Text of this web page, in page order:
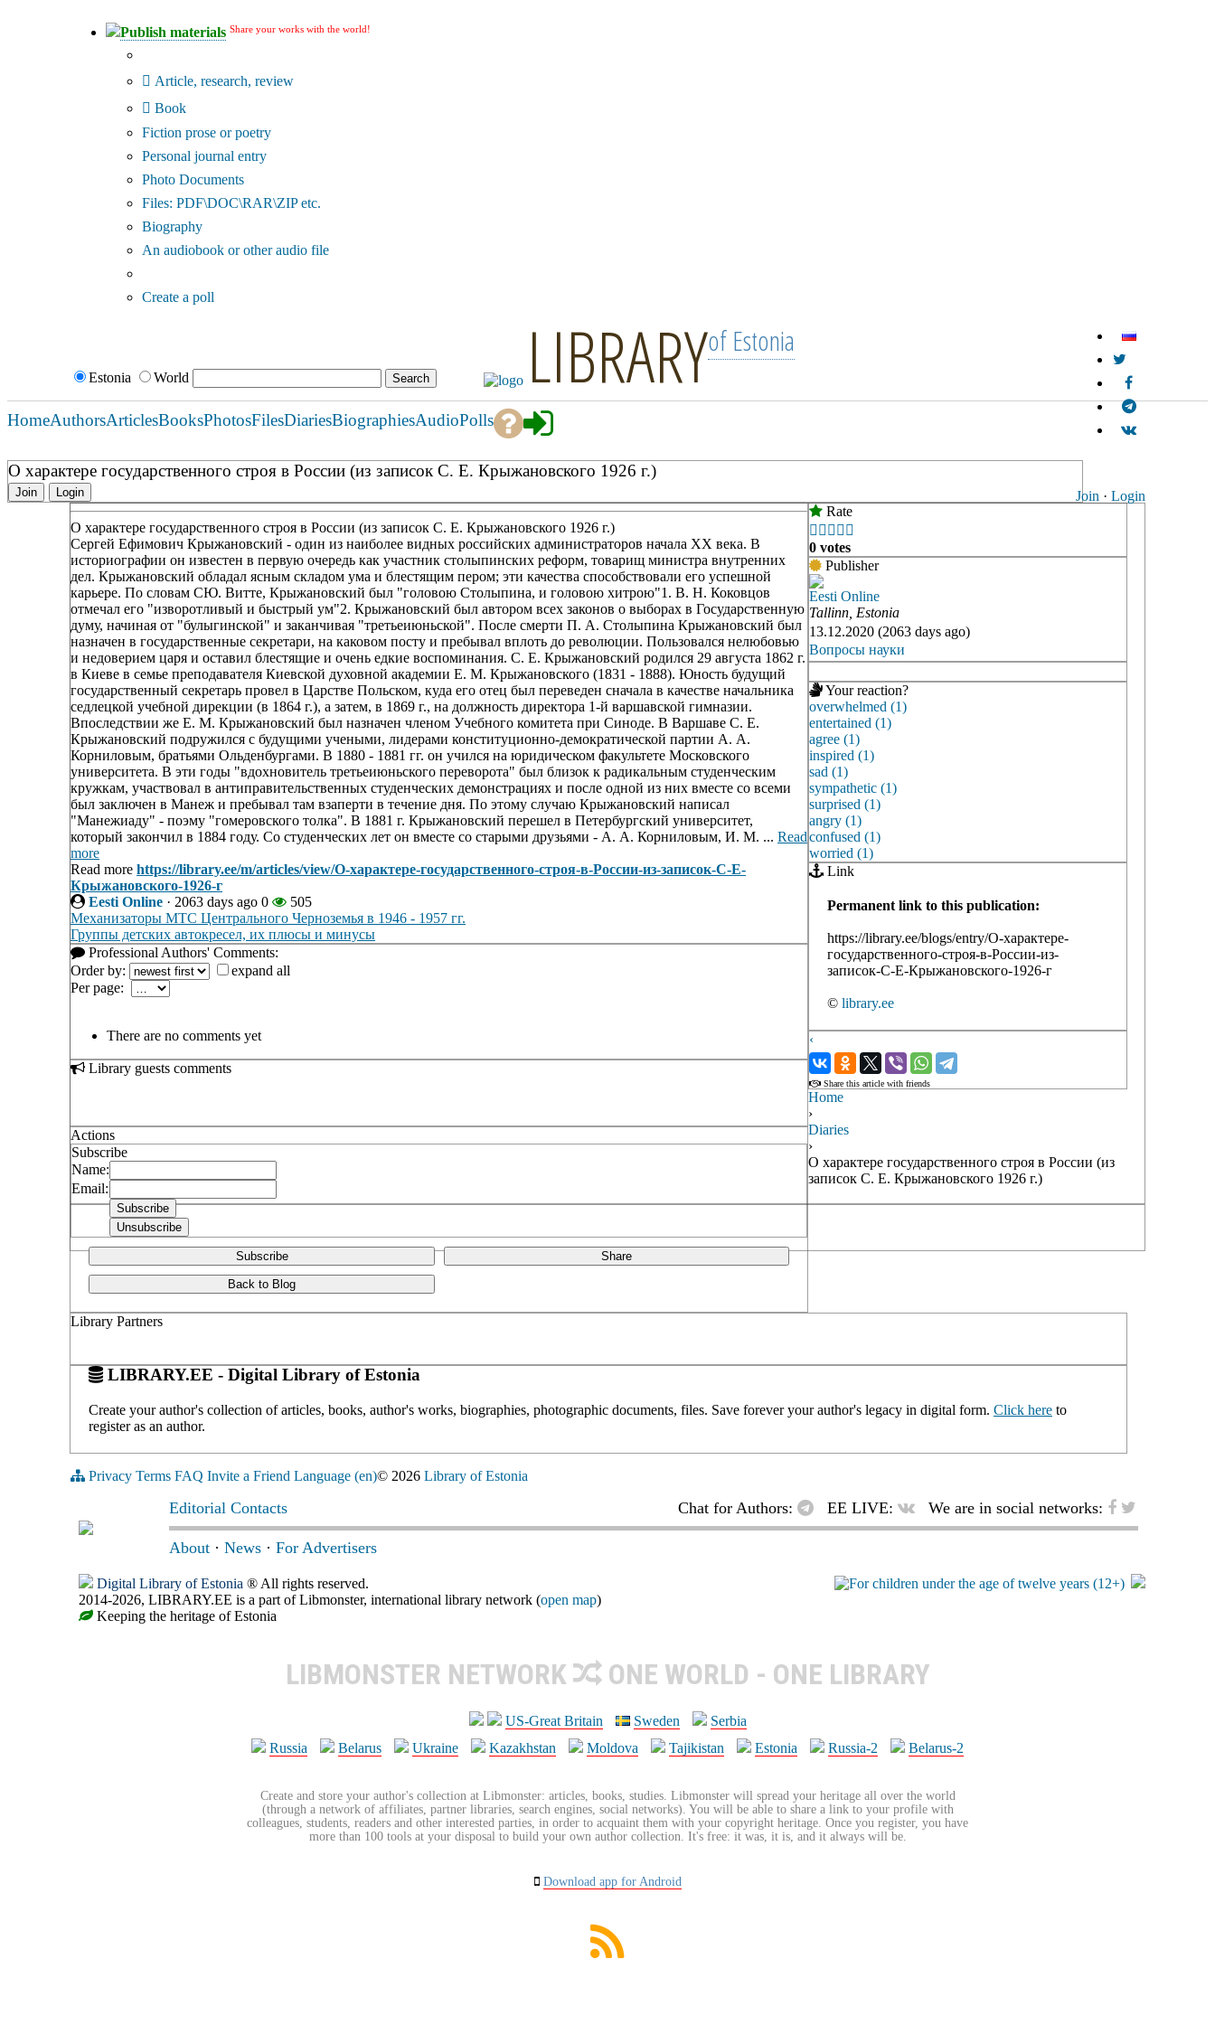
Publish materials Share your works with the world!
Article, research, review
Book
Fiction prose or poetry
Personal journal entry
Photo Documents
Files: PDF\DOC\RAR\ZIP etc.
Biography
An audiobook or other audio file
Create a poll
Estonia World LIBRARYof Estonia
Join · Login
HomeAuthorsArticlesBooksPhotosFilesDiariesBiographiesAudioPolls
О характере государственного строя в России (из записок С. Е. Крыжановского 1926 г.)
Join Login
О характере государственного строя в России (из записок С. Е. Крыжановского 1926 г.)
Сергей Ефимович Крыжановский - один из наиболее видных российских администраторов начала XX века. В
историографии он известен в первую очередь как участник столыпинских реформ, товарищ министра внутренних
дел. Крыжановский обладал ясным складом ума и блестящим пером; эти качества способствовали его успешной
карьере. По словам СЮ. Витте, Крыжановский был "головою Столыпина, и головою хитрою"1. В. Н. Коковцов
отмечал его "изворотливый и быстрый ум"2. Крыжановский был автором всех законов о выборах в Государственную
думу, начиная от "булыгинской" и заканчивая "третьеиюньской". После смерти П. А. Столыпина Крыжановский был
назначен в государственные секретари, на каковом посту и пребывал вплоть до революции. Пользовался нелюбовью
и недоверием царя и оставил блестящие и очень едкие воспоминания. С. Е. Крыжановский родился 29 августа 1862 г.
в Киеве в семье преподавателя Киевской духовной академии Е. М. Крыжановского (1831 - 1888). Юность будущий
государственный секретарь провел в Царстве Польском, куда его отец был переведен сначала в качестве начальника
седлецкой учебной дирекции (в 1864 г.), а затем, в 1869 г., на должность директора 1-й варшавской гимназии.
Впоследствии же Е. М. Крыжановский был назначен членом Учебного комитета при Синоде. В Варшаве С. Е.
Крыжановский подружился с будущими учеными, лидерами конституционно-демократической партии А. А.
Корниловым, братьями Ольденбургами. В 1880 - 1881 гг. он учился на юридическом факультете Московского
университета. В эти годы "вдохновитель третьеиюньского переворота" был близок к радикальным студенческим
кружкам, участвовал в антиправительственных студенческих демонстрациях и после одной из них вместе со всеми
был заключен в Манеж и пребывал там взаперти в течение дня. По этому случаю Крыжановский написал
"Манежиаду" - поэму "гомеровского толка". В 1881 г. Крыжановский перешел в Петербургский университет,
который закончил в 1884 году. Со студенческих лет он вместе со старыми друзьями - А. А. Корниловым, И. М. ... Read
more
Read more https://library.ee/m/articles/view/О-характере-государственного-строя-в-России-из-записок-С-Е-
Крыжановского-1926-г
Eesti Online · 2063 days ago 0
505
Механизаторы МТС Центрального Черноземья в 1946 - 1957 гг.
Группы детских автокресел, их плюсы и минусы
Professional Authors' Comments:
Order by:
expand all
Per page:
There are no comments yet
Library guests comments
Actions
Subscribe
Name:
Email:
Subscribe Share
Back to Blog
Rate
    
0 votes
Publisher
Eesti Online
Tallinn, Estonia
13.12.2020 (2063 days ago)
Вопросы науки
Your reaction?
overwhelmed (1)
entertained (1)
agree (1)
inspired (1)
sad (1)
sympathetic (1)
surprised (1)
angry (1)
confused (1)
worried (1)
Link
Permanent link to this publication:
https://library.ee/blogs/entry/О-характере-
государственного-строя-в-России-из-
записок-С-Е-Крыжановского-1926-г
© library.ee
‹
›
Share this article with friends
Library Partners
LIBRARY.EE - Digital Library of Estonia
Create your author's collection of articles, books, author's works, biographies, photographic documents, files. Save forever your author's legacy in digital form. Click here to
register as an author.
Home
›
Diaries
›
О характере государственного строя в России (из
записок С. Е. Крыжановского 1926 г.)
Privacy Terms FAQ Invite a Friend Language (en)© 2026 Library of Estonia
Editorial Contacts Chat for Authors: EE LIVE: We are in social networks:
About · News · For Advertisers
Digital Library of Estonia ® All rights reserved.
2014-2026, LIBRARY.EE is a part of Libmonster, international library network (open map)
Keeping the heritage of Estonia
LIBMONSTER NETWORK ONE WORLD - ONE LIBRARY
US-Great Britain Sweden
Serbia
Russia
Belarus Ukraine Kazakhstan Moldova Tajikistan Estonia Russia-2 Belarus-2
Create and store your author's collection at Libmonster: articles, books, studies. Libmonster will spread your heritage all over the world
(through a network of affiliates, partner libraries, search engines, social networks). You will be able to share a link to your profile with
colleagues, students, readers and other interested parties, in order to acquaint them with your copyright heritage. Once you register, you have
more than 100 tools at your disposal to build your own author collection. It's free: it was, it is, and it always will be.
Download app for Android